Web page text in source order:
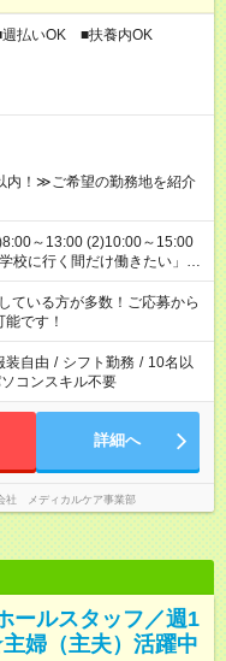
払いOK ■扶養内OK
内！≫ご希望の勤務地を紹介
」 「午前中は働いて、午後
など、ご希望を教えてくださ
。 合計で週40時間を超える
ている方が多数！ご応募から
です！
装自由 / シフト勤務 / 10名以
コンスキル不要
詳細へ
社 メディカルケア事業部
ルスタッフ／週1
婦（主夫）活躍中